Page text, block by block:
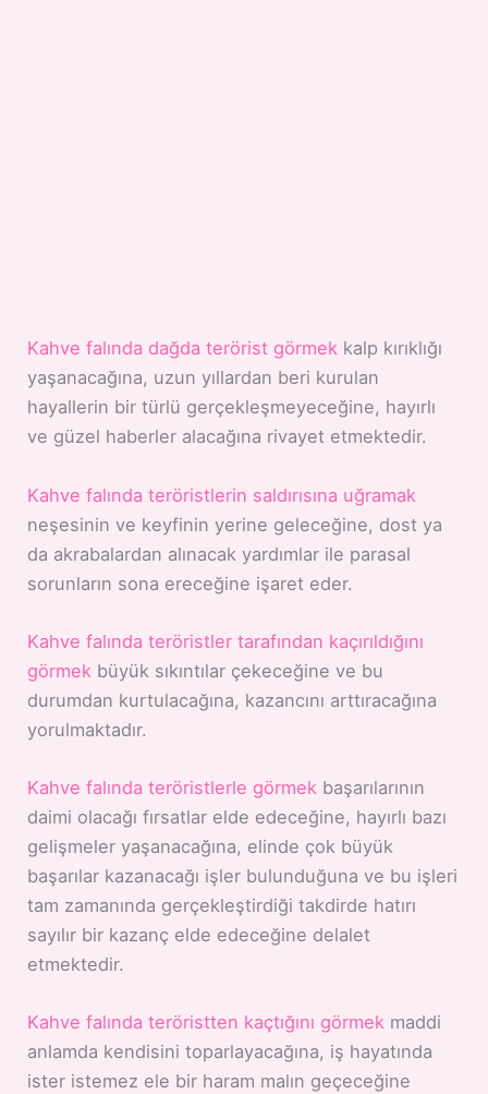
Kahve falında dağda terörist görmek kalp kırıklığı
yaşanacağına, uzun yıllardan beri kurulan
hayallerin bir türlü gerçekleşmeyeceğine, hayırlı
ve güzel haberler alacağına rivayet etmektedir.
Kahve falında teröristlerin saldırısına uğramak
neşesinin ve keyfinin yerine geleceğine, dost ya
da akrabalardan alınacak yardımlar ile parasal
sorunların sona ereceğine işaret eder.
Kahve falında teröristler tarafından kaçırıldığını
görmek büyük sıkıntılar çekeceğine ve bu
durumdan kurtulacağına, kazancını arttıracağına
yorulmaktadır.
Kahve falında teröristlerle görmek başarılarının
daimi olacağı fırsatlar elde edeceğine, hayırlı bazı
gelişmeler yaşanacağına, elinde çok büyük
başarılar kazanacağı işler bulunduğuna ve bu işleri
tam zamanında gerçekleştirdiği takdirde hatırı
sayılır bir kazanç elde edeceğine delalet
etmektedir.
Kahve falında teröristten kaçtığını görmek maddi
anlamda kendisini toparlayacağına, iş hayatında
ister istemez ele bir haram malın geçeceğine